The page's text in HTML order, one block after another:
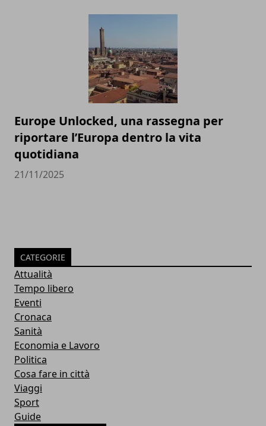
Europe Unlocked, una rassegna per
riportare l’Europa dentro la vita
quotidiana
21/11/2025
CATEGORIE
Attualità
Tempo libero
Eventi
Cronaca
Sanità
Economia e Lavoro
Politica
Cosa fare in città
Viaggi
Sport
Guide